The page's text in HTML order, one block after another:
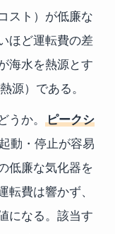
スト）が低廉な
ほど運転費の差
海水を熱源とす
源）である。
うか。
ピークシ
動・停止が容易
低廉な気化器を
転費は響かず、
になる。該当す